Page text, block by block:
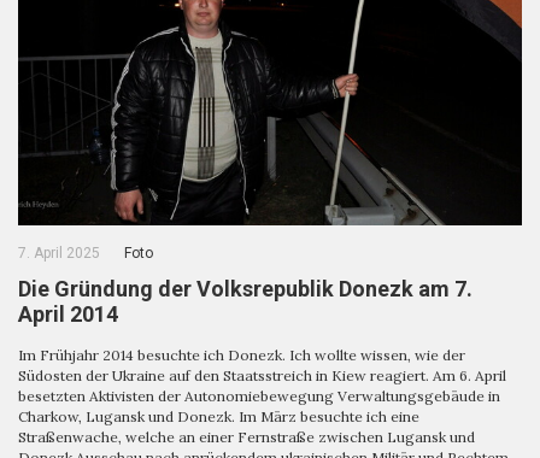
7. April 2025 Foto
Die Gründung der Volksrepublik Donezk am 7.
April 2014
Im Frühjahr 2014 besuchte ich Donezk. Ich wollte wissen, wie der
Südosten der Ukraine auf den Staatsstreich in Kiew reagiert. Am 6. April
besetzten Aktivisten der Autonomiebewegung Verwaltungsgebäude in
Charkow, Lugansk und Donezk. Im März besuchte ich eine
Straßenwache, welche an einer Fernstraße zwischen Lugansk und